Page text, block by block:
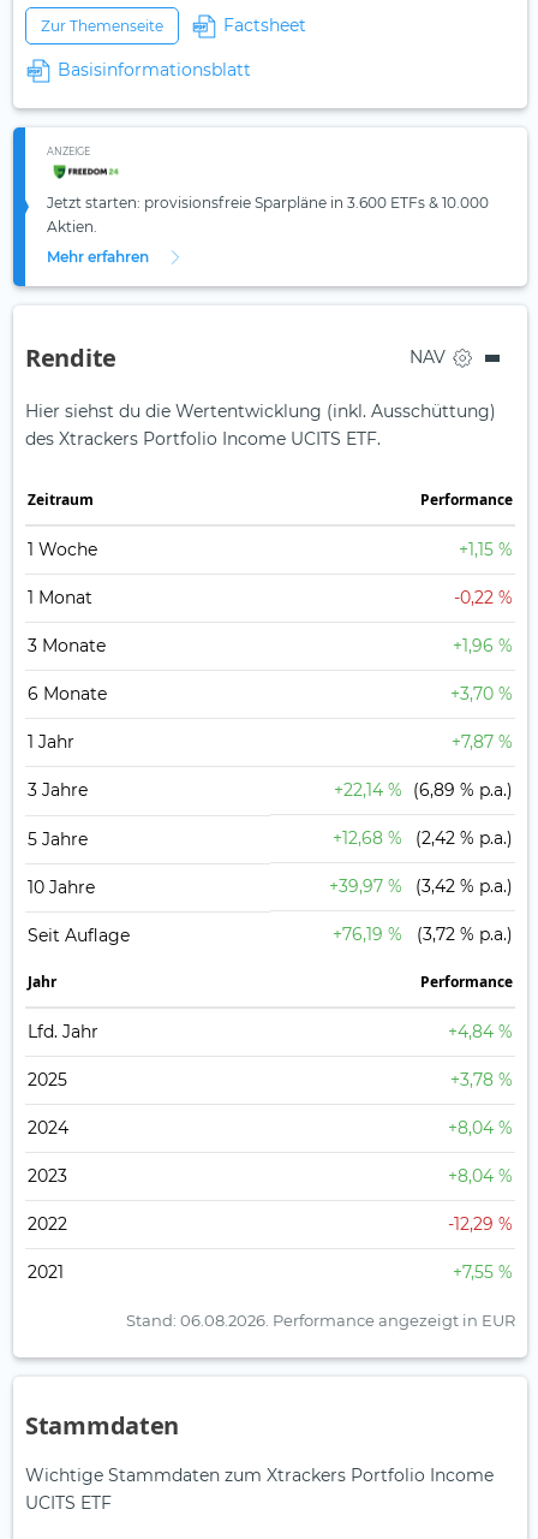
Zur Themenseite Factsheet
Basisinformationsblatt
ANZEIGE
Jetzt starten: provisionsfreie Sparpläne in 3.600 ETFs & 10.000
Aktien.
Mehr erfahren
Rendite NAV
Hier siehst du die Wertentwicklung (inkl. Ausschüttung)
des Xtrackers Portfolio Income UCITS ETF.
Zeit­raum Perfor­mance
1 Woche +1,15 %
1 Monat -0,22 %
3 Monate +1,96 %
6 Monate +3,70 %
1 Jahr +7,87 %
3 Jahre +22,14 % (6,89 % p.a.)
5 Jahre +12,68 % (2,42 % p.a.)
10 Jahre +39,97 % (3,42 % p.a.)
Seit Auflage +76,19 % (3,72 % p.a.)
Jahr Perfor­mance
Lfd. Jahr +4,84 %
2025 +3,78 %
2024 +8,04 %
2023 +8,04 %
2022 -12,29 %
2021 +7,55 %
Stand: 06.08.2026. Performance angezeigt in EUR
Stammdaten
Wichtige Stammdaten zum Xtrackers Portfolio Income
UCITS ETF